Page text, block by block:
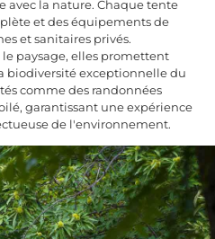
avec la nature. Chaque tente
et des équipements de
et sanitaires privés.
paysage, elles promettent
biodiversité exceptionnelle du
comme des randonnées
garantissant une expérience
de l'environnement.